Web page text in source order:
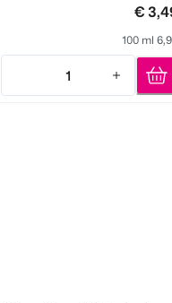
€
100 ml
1
Quantity: 1